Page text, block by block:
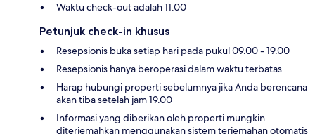
Waktu check-out adalah 11.00
Petunjuk check-in khusus
Resepsionis buka setiap hari pada pukul 09.00 - 19.00
Resepsionis hanya beroperasi dalam waktu terbatas
Harap hubungi properti sebelumnya jika Anda berencana
akan tiba setelah jam 19.00
Informasi yang diberikan oleh properti mungkin
diterjemahkan menggunakan sistem terjemahan otomatis